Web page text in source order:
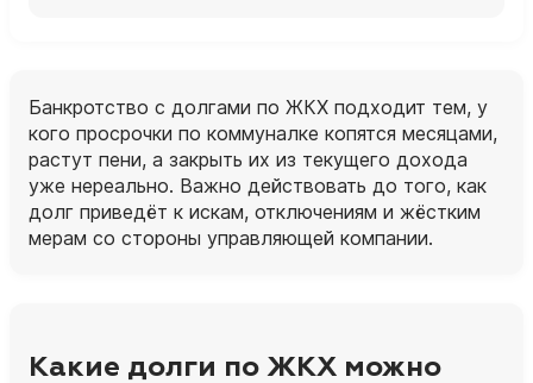
Банкротство с долгами по ЖКХ подходит тем, у
кого просрочки по коммуналке копятся месяцами,
растут пени, а закрыть их из текущего дохода
уже нереально. Важно действовать до того, как
долг приведёт к искам, отключениям и жёстким
мерам со стороны управляющей компании.
Какие долги по ЖКХ можно